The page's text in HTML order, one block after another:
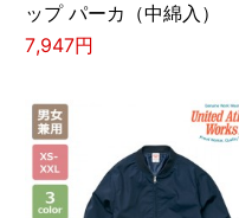
ップ パーカ（中綿入）
7,947円